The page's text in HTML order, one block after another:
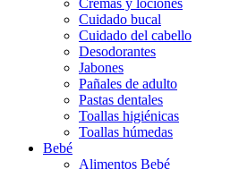
Cremas y lociones
Cuidado bucal
Cuidado del cabello
Desodorantes
Jabones
Pañales de adulto
Pastas dentales
Toallas higiénicas
Toallas húmedas
Bebé
Alimentos Bebé